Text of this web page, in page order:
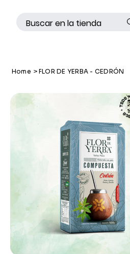
Home > FLOR DE YERBA - CEDRÓN